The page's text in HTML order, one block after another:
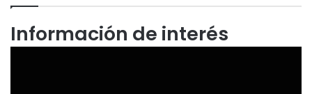
Información de interés